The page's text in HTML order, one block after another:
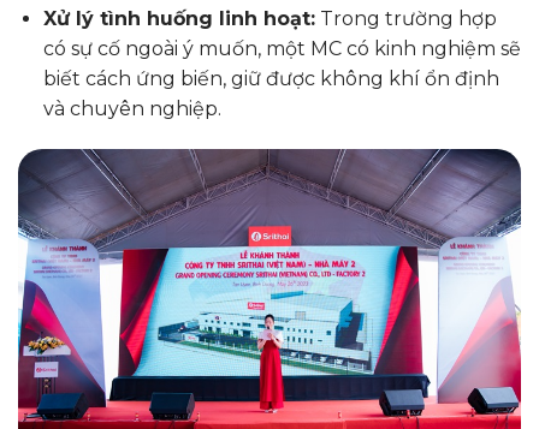
Xử lý tình huống linh hoạt:Trong trường hợp
có sự cố ngoài ý muốn, một MC có kinh nghiệm sẽ
biết cách ứng biến, giữ được không khí ổn định
và chuyên nghiệp.